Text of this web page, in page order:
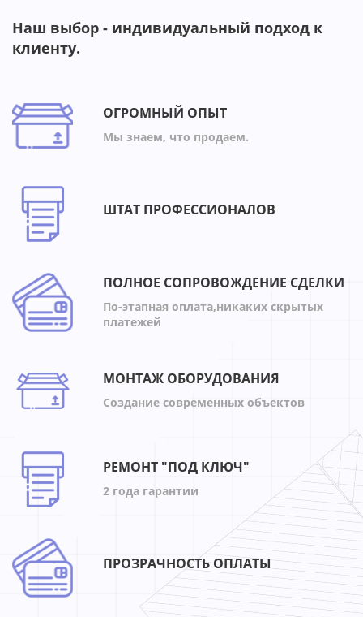
Наш выбор - индивидуальный подход к
клиенту.
ОГРОМНЫЙ ОПЫТ
Мы знаем, что продаем.
ШТАТ ПРОФЕССИОНАЛОВ
ПОЛНОЕ СОПРОВОЖДЕНИЕ СДЕЛКИ
По-этапная оплата,никаких скрытых
платежей
МОНТАЖ ОБОРУДОВАНИЯ
Создание современных объектов
РЕМОНТ "ПОД КЛЮЧ"
2 года гарантии
ПРОЗРАЧНОСТЬ ОПЛАТЫ